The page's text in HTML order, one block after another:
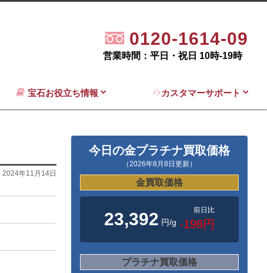
0120-1614-09
営業時間：平日・祝日 10時-19時
宝石お役立ち情報 カスタマーサポート
2024年11月14日
今日の金プラチナ買取価格
（2026年8月8日更新）
金買取価格
23,392 円/g
前日比
-198円
プラチナ買取価格